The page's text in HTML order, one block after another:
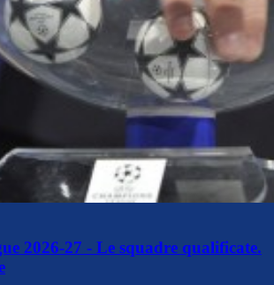
2026-27 - Le squadre qualificate.